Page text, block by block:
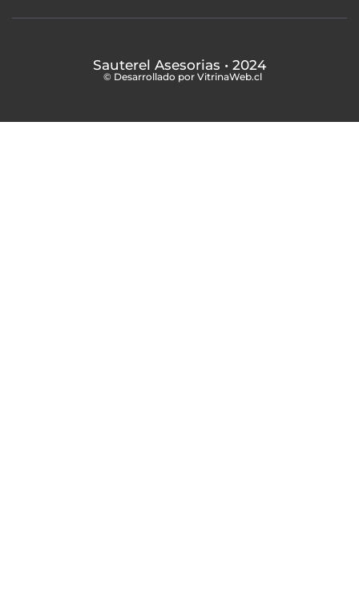
Sauterel Asesorias • 2024
© Desarrollado por VitrinaWeb.cl